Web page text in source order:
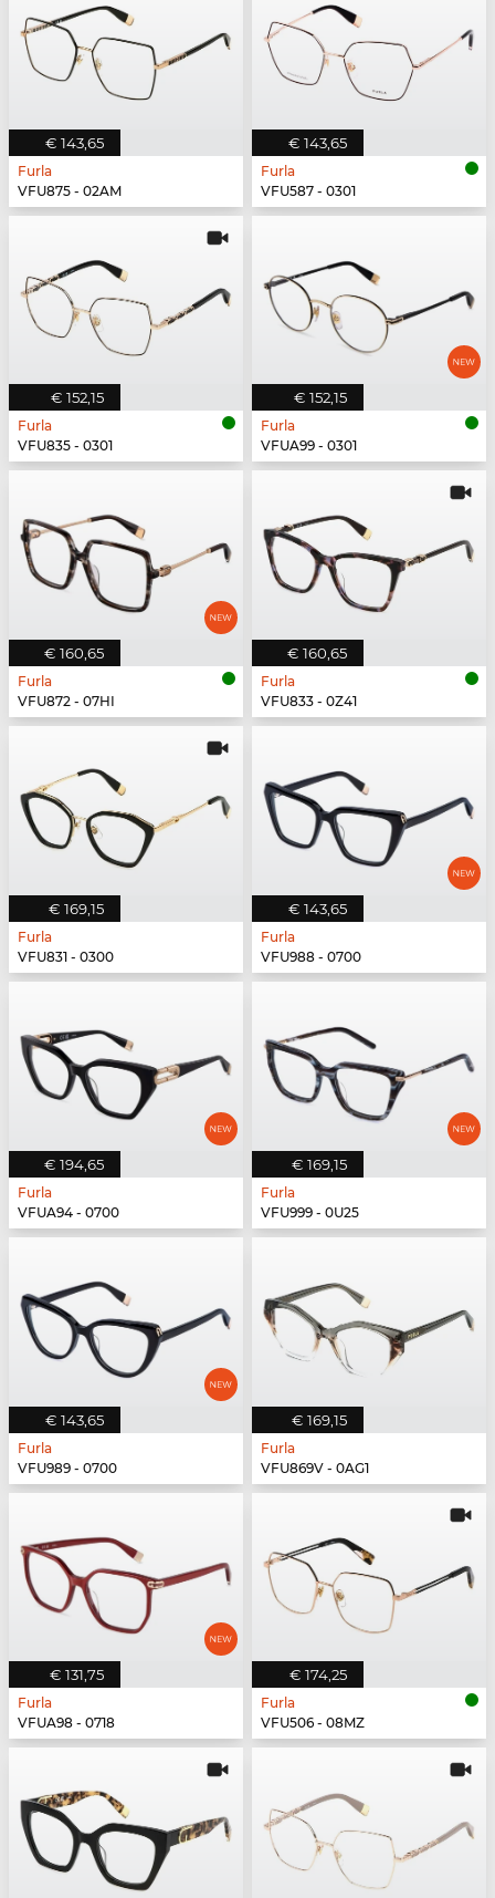
€ 143,65
Furla
VFU875 - 02AM
€ 143,65
Furla
VFU587 - 0301
€ 152,15
Furla
VFU835 - 0301
€ 152,15
Furla
VFUA99 - 0301
€ 160,65
Furla
VFU872 - 07HI
€ 160,65
Furla
VFU833 - 0Z41
€ 169,15
Furla
VFU831 - 0300
€ 143,65
Furla
VFU988 - 0700
€ 194,65
Furla
VFUA94 - 0700
€ 169,15
Furla
VFU999 - 0U25
€ 143,65
Furla
VFU989 - 0700
€ 169,15
Furla
VFU869V - 0AG1
€ 131,75
Furla
VFUA98 - 0718
€ 174,25
Furla
VFU506 - 08MZ